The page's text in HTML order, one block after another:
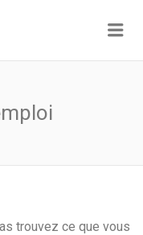
trouvez ce que vous